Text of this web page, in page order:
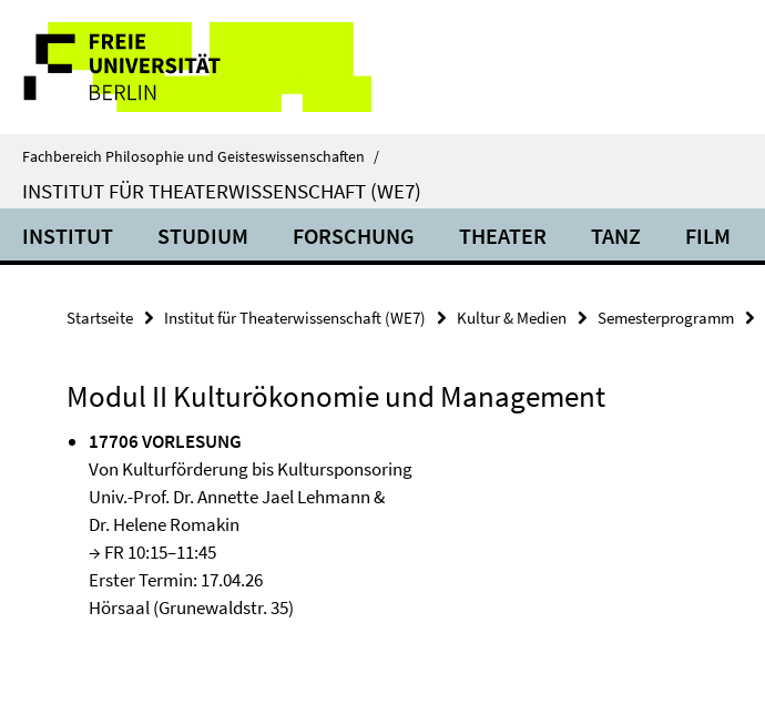
direkt
Inhalt
Service-
Navigation
Fachbereich Philosophie und Geisteswissenschaften /
INSTITUT FÜR THEATERWISSENSCHAFT (WE7)
INSTITUT STUDIUM FORSCHUNG THEATER TANZ FILM
Startseite Institut für Theaterwissenschaft (WE7) Kultur & Medien Semesterprogramm
Modul II Kulturökonomie und Management
17706 VORLESUNG
Von Kulturförderung bis Kultursponsoring
Univ.-Prof. Dr. Annette Jael Lehmann &
Dr. Helene Romakin
→ FR 10:15–11:45
Erster Termin: 17.04.26
Hörsaal (Grunewaldstr. 35)